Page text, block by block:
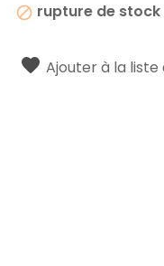
 rupture de stock
Ajouter à la liste